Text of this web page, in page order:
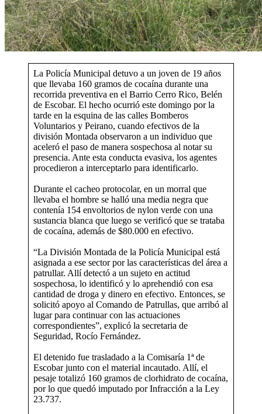
La Policía Municipal detuvo a un joven de 19 años
que llevaba 160 gramos de cocaína durante una
recorrida preventiva en el Barrio Cerro Rico, Belén
de Escobar. El hecho ocurrió este domingo por la
tarde en la esquina de las calles Bomberos
Voluntarios y Peirano, cuando efectivos de la
división Montada observaron a un individuo que
aceleró el paso de manera sospechosa al notar su
presencia. Ante esta conducta evasiva, los agentes
procedieron a interceptarlo para identificarlo.
Durante el cacheo protocolar, en un morral que
llevaba el hombre se halló una media negra que
contenía 154 envoltorios de nylon verde con una
sustancia blanca que luego se verificó que se trataba
de cocaína, además de $80.000 en efectivo.
“La División Montada de la Policía Municipal está
asignada a ese sector por las características del área a
patrullar. Allí detectó a un sujeto en actitud
sospechosa, lo identificó y lo aprehendió con esa
cantidad de droga y dinero en efectivo. Entonces, se
solicitó apoyo al Comando de Patrullas, que arribó al
lugar para continuar con las actuaciones
correspondientes”, explicó la secretaria de
Seguridad, Rocío Fernández.
El detenido fue trasladado a la Comisaría 1ª de
Escobar junto con el material incautado. Allí, el
pesaje totalizó 160 gramos de clorhidrato de cocaína,
por lo que quedó imputado por Infracción a la Ley
23.737.